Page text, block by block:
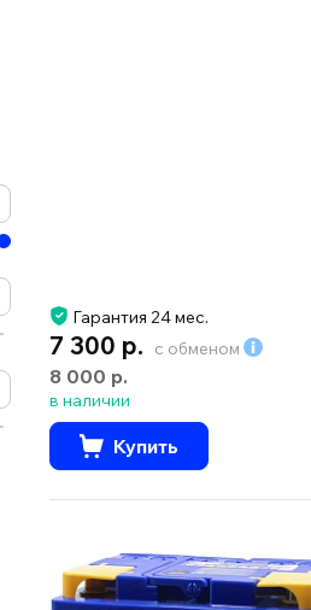
Гарантия 24 мес.
7 300 р. с обменом
8 000 р.
в наличии
Купить